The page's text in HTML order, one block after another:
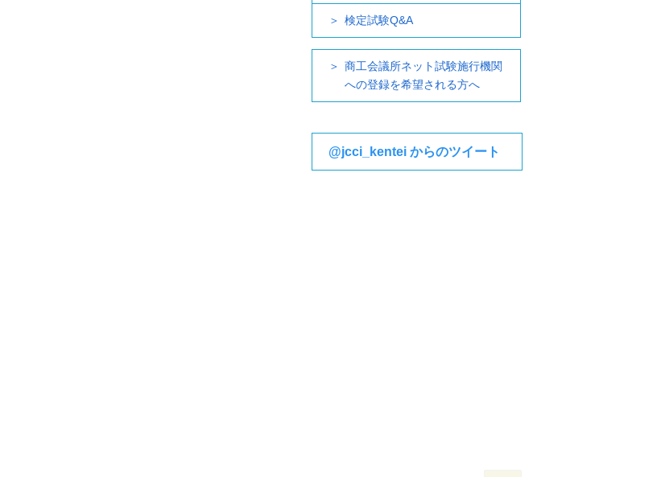
検定試験Q&A
商工会議所ネット試験施行機関
への登録を希望される方へ
@jcci_kentei からのツイート